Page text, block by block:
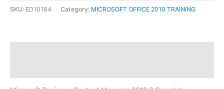
2.67
out of
SKU: ED10184 Category: MICROSOFT OFFICE 2010 TRAINING